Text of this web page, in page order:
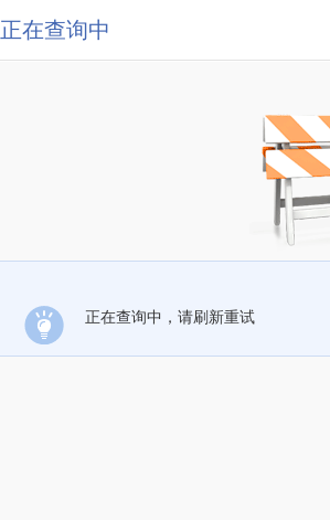
正在查询中
正在查询中，请刷新重试